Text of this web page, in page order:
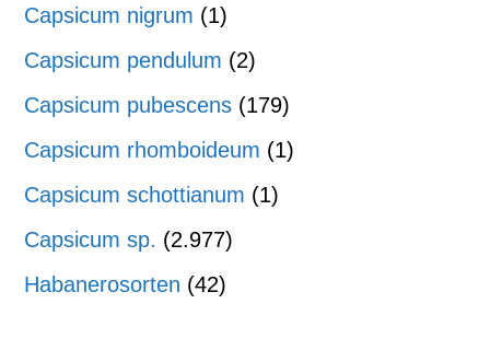
Capsicum nigrum (1)
Capsicum pendulum (2)
Capsicum pubescens (179)
Capsicum rhomboideum (1)
Capsicum schottianum (1)
Capsicum sp. (2.977)
Habanerosorten (42)